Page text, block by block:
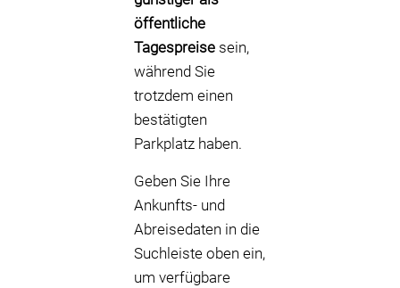
öffentliche
Tagespreise sein,
während Sie
trotzdem einen
bestätigten
Parkplatz haben.
Geben Sie Ihre
Ankunfts- und
Abreisedaten in die
Suchleiste oben ein,
um verfügbare